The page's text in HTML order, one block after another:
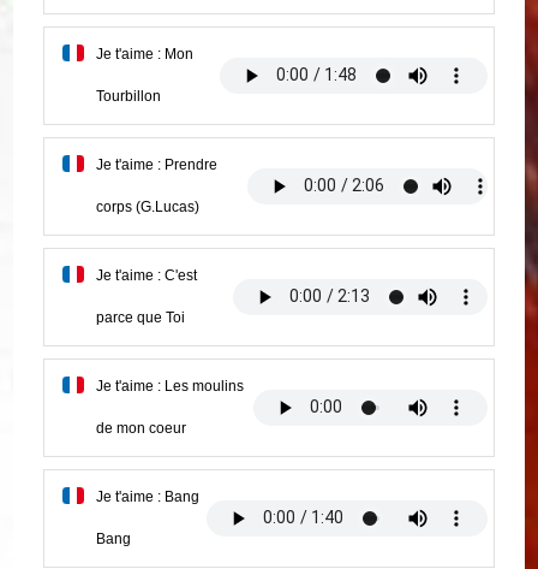
Je t'aime : Mon
Tourbillon
Je t'aime : Prendre
corps (G.Lucas)
Je t'aime : C'est
parce que Toi
Je t'aime : Les moulins
de mon coeur
Je t'aime : Bang
Bang